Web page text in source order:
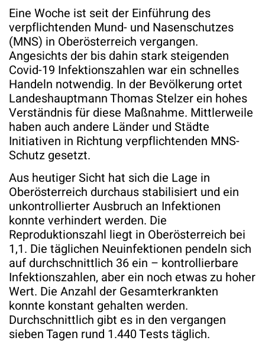
Eine Woche ist seit der Einführung des
verpflichtenden Mund- und Nasenschutzes
(MNS) in Oberösterreich vergangen.
Angesichts der bis dahin stark steigenden
Covid-19 Infektionszahlen war ein schnelles
Handeln notwendig. In der Bevölkerung ortet
Landeshauptmann Thomas Stelzer ein hohes
Verständnis für diese Maßnahme. Mittlerweile
haben auch andere Länder und Städte
Initiativen in Richtung verpflichtenden MNS-
Schutz gesetzt.
Aus heutiger Sicht hat sich die Lage in
Oberösterreich durchaus stabilisiert und ein
unkontrollierter Ausbruch an Infektionen
konnte verhindert werden. Die
Reproduktionszahl liegt in Oberösterreich bei
1,1. Die täglichen Neuinfektionen pendeln sich
auf durchschnittlich 36 ein – kontrollierbare
Infektionszahlen, aber ein noch etwas zu hoher
Wert. Die Anzahl der Gesamterkrankten
konnte konstant gehalten werden.
Durchschnittlich gibt es in den vergangen
sieben Tagen rund 1.440 Tests täglich.